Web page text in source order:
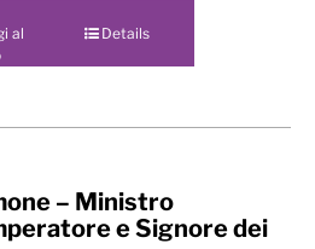
al
Details
– Ministro
e Signore dei